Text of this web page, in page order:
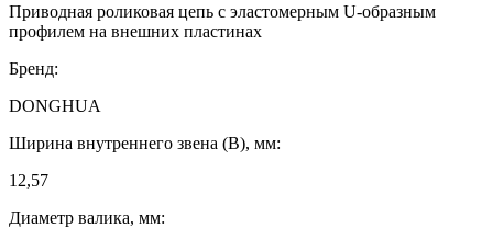
Приводная роликовая цепь с эластомерным U-образным
профилем на внешних пластинах
Бренд:
DONGHUA
Ширина внутреннего звена (B), мм:
12,57
Диаметр валика, мм: